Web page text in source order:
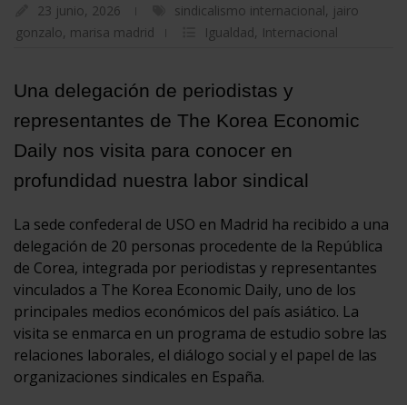
23 junio, 2026 sindicalismo internacional, jairo
gonzalo, marisa madrid Igualdad, Internacional
Una delegación de periodistas y
representantes de The Korea Economic
Daily nos visita para conocer en
profundidad nuestra labor sindical
La sede confederal de USO en Madrid ha recibido a una
delegación de 20 personas procedente de la República
de Corea, integrada por periodistas y representantes
vinculados a The Korea Economic Daily, uno de los
principales medios económicos del país asiático. La
visita se enmarca en un programa de estudio sobre las
relaciones laborales, el diálogo social y el papel de las
organizaciones sindicales en España.